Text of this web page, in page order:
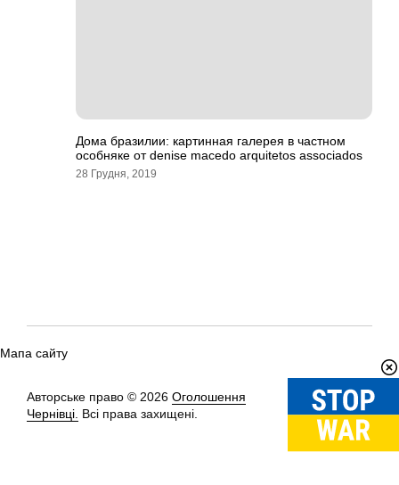
Дома бразилии: картинная галерея в частном
особняке от denise macedo arquitetos associados
28 Грудня, 2019
Мапа сайту
Авторське право © 2026 Оголошення
Чернівці. Всі права захищені.
Вгору↑